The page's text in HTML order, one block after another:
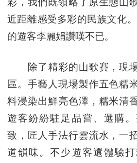
近距離感受多彩的民族文化
的遊客李麗娟讚嘆不已。
除了精彩的山歌賽，現場
區。手藝人現場製作五色糯
料浸染出鮮亮色澤，糯米清
遊客紛紛駐足品嘗、選購
致，匠人手法行雲流水，一
道韻味。不少遊客還體驗